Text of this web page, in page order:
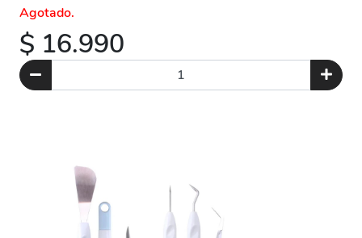
Agotado.
$ 16.990